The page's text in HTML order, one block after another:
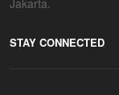
Jakarta.
STAY CONNECTED